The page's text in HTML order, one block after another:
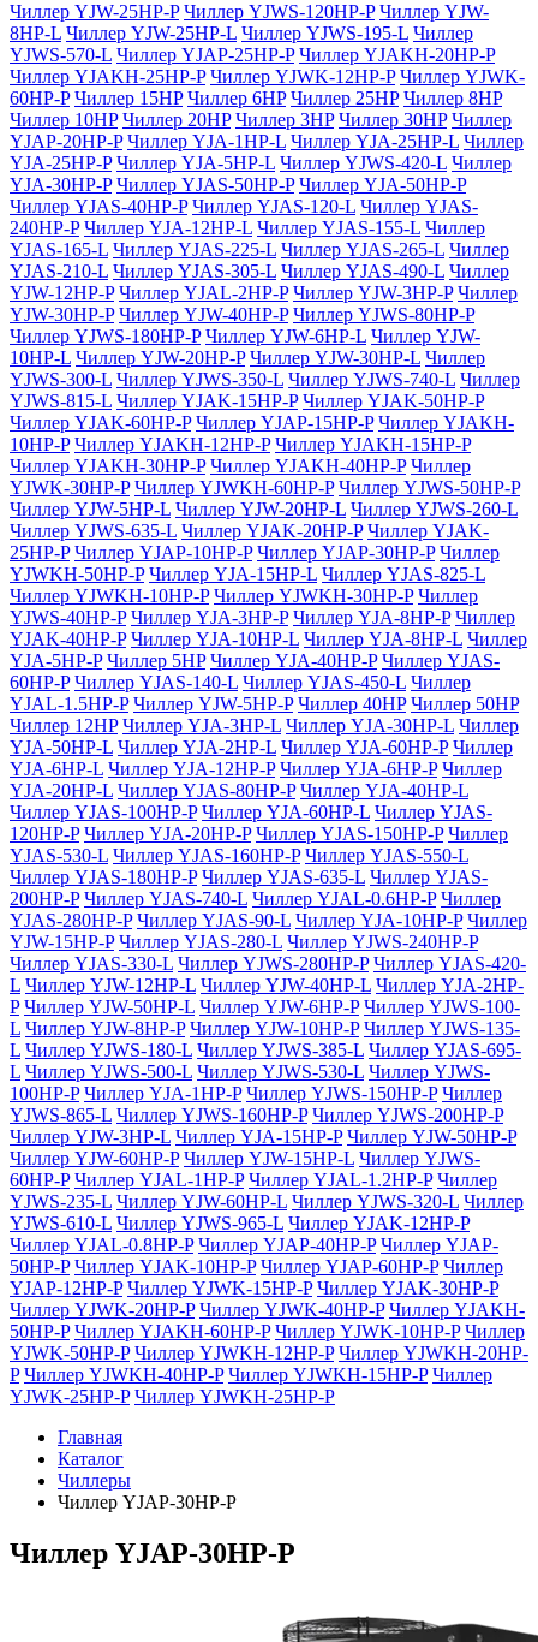
Чиллер YJW-25HP-P Чиллер YJWS-120HP-P Чиллер YJW-
8HP-L Чиллер YJW-25HP-L Чиллер YJWS-195-L Чиллер
YJWS-570-L Чиллер YJAP-25HP-P Чиллер YJAKH-20HP-P
Чиллер YJAKH-25HP-P Чиллер YJWK-12HP-P Чиллер YJWK-
60HP-P Чиллер 15HP Чиллер 6HP Чиллер 25HP Чиллер 8HP
Чиллер 10HP Чиллер 20HP Чиллер 3HP Чиллер 30HP Чиллер
YJAP-20HP-P Чиллер YJA-1HP-L Чиллер YJA-25HP-L Чиллер
YJA-25HP-P Чиллер YJA-5HP-L Чиллер YJWS-420-L Чиллер
YJA-30HP-P Чиллер YJAS-50HP-P Чиллер YJA-50HP-P
Чиллер YJAS-40HP-P Чиллер YJAS-120-L Чиллер YJAS-
240HP-P Чиллер YJA-12HP-L Чиллер YJAS-155-L Чиллер
YJAS-165-L Чиллер YJAS-225-L Чиллер YJAS-265-L Чиллер
YJAS-210-L Чиллер YJAS-305-L Чиллер YJAS-490-L Чиллер
YJW-12HP-P Чиллер YJAL-2HP-P Чиллер YJW-3HP-P Чиллер
YJW-30HP-P Чиллер YJW-40HP-P Чиллер YJWS-80HP-P
Чиллер YJWS-180HP-P Чиллер YJW-6HP-L Чиллер YJW-
10HP-L Чиллер YJW-20HP-P Чиллер YJW-30HP-L Чиллер
YJWS-300-L Чиллер YJWS-350-L Чиллер YJWS-740-L Чиллер
YJWS-815-L Чиллер YJAK-15HP-P Чиллер YJAK-50HP-P
Чиллер YJAK-60HP-P Чиллер YJAP-15HP-P Чиллер YJAKH-
10HP-P Чиллер YJAKH-12HP-P Чиллер YJAKH-15HP-P
Чиллер YJAKH-30HP-P Чиллер YJAKH-40HP-P Чиллер
YJWK-30HP-P Чиллер YJWKH-60HP-P Чиллер YJWS-50HP-P
Чиллер YJW-5HP-L Чиллер YJW-20HP-L Чиллер YJWS-260-L
Чиллер YJWS-635-L Чиллер YJAK-20HP-P Чиллер YJAK-
25HP-P Чиллер YJAP-10HP-P Чиллер YJAP-30HP-P Чиллер
YJWKH-50HP-P Чиллер YJA-15HP-L Чиллер YJAS-825-L
Чиллер YJWKH-10HP-P Чиллер YJWKH-30HP-P Чиллер
YJWS-40HP-P Чиллер YJA-3HP-P Чиллер YJA-8HP-P Чиллер
YJAK-40HP-P Чиллер YJA-10HP-L Чиллер YJA-8HP-L Чиллер
YJA-5HP-P Чиллер 5HP Чиллер YJA-40HP-P Чиллер YJAS-
60HP-P Чиллер YJAS-140-L Чиллер YJAS-450-L Чиллер
YJAL-1.5HP-P Чиллер YJW-5HP-P Чиллер 40HP Чиллер 50HP
Чиллер 12HP Чиллер YJA-3HP-L Чиллер YJA-30HP-L Чиллер
YJA-50HP-L Чиллер YJA-2HP-L Чиллер YJA-60HP-P Чиллер
YJA-6HP-L Чиллер YJA-12HP-P Чиллер YJA-6HP-P Чиллер
YJA-20HP-L Чиллер YJAS-80HP-P Чиллер YJA-40HP-L
Чиллер YJAS-100HP-P Чиллер YJA-60HP-L Чиллер YJAS-
120HP-P Чиллер YJA-20HP-P Чиллер YJAS-150HP-P Чиллер
YJAS-530-L Чиллер YJAS-160HP-P Чиллер YJAS-550-L
Чиллер YJAS-180HP-P Чиллер YJAS-635-L Чиллер YJAS-
200HP-P Чиллер YJAS-740-L Чиллер YJAL-0.6HP-P Чиллер
YJAS-280HP-P Чиллер YJAS-90-L Чиллер YJA-10HP-P Чиллер
YJW-15HP-P Чиллер YJAS-280-L Чиллер YJWS-240HP-P
Чиллер YJAS-330-L Чиллер YJWS-280HP-P Чиллер YJAS-420-
L Чиллер YJW-12HP-L Чиллер YJW-40HP-L Чиллер YJA-2HP-
P Чиллер YJW-50HP-L Чиллер YJW-6HP-P Чиллер YJWS-100-
L Чиллер YJW-8HP-P Чиллер YJW-10HP-P Чиллер YJWS-135-
L Чиллер YJWS-180-L Чиллер YJWS-385-L Чиллер YJAS-695-
L Чиллер YJWS-500-L Чиллер YJWS-530-L Чиллер YJWS-
100HP-P Чиллер YJA-1HP-P Чиллер YJWS-150HP-P Чиллер
YJWS-865-L Чиллер YJWS-160HP-P Чиллер YJWS-200HP-P
Чиллер YJW-3HP-L Чиллер YJA-15HP-P Чиллер YJW-50HP-P
Чиллер YJW-60HP-P Чиллер YJW-15HP-L Чиллер YJWS-
60HP-P Чиллер YJAL-1HP-P Чиллер YJAL-1.2HP-P Чиллер
YJWS-235-L Чиллер YJW-60HP-L Чиллер YJWS-320-L Чиллер
YJWS-610-L Чиллер YJWS-965-L Чиллер YJAK-12HP-P
Чиллер YJAL-0.8HP-P Чиллер YJAP-40HP-P Чиллер YJAP-
50HP-P Чиллер YJAK-10HP-P Чиллер YJAP-60HP-P Чиллер
YJAP-12HP-P Чиллер YJWK-15HP-P Чиллер YJAK-30HP-P
Чиллер YJWK-20HP-P Чиллер YJWK-40HP-P Чиллер YJAKH-
50HP-P Чиллер YJAKH-60HP-P Чиллер YJWK-10HP-P Чиллер
YJWK-50HP-P Чиллер YJWKH-12HP-P Чиллер YJWKH-20HP-
P Чиллер YJWKH-40HP-P Чиллер YJWKH-15HP-P Чиллер
YJWK-25HP-P Чиллер YJWKH-25HP-P
Главная
Каталог
Чиллеры
Чиллер YJAP-30HP-P
Чиллер YJAP-30HP-P